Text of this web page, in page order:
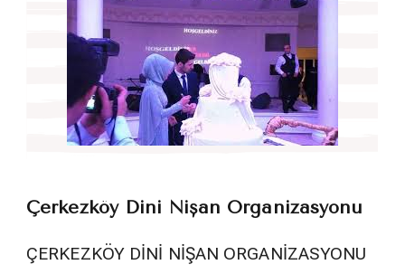
Çerkezköy Dini Nişan Organizasyonu
ÇERKEZKÖY DİNİ NİŞAN ORGANİZASYONU